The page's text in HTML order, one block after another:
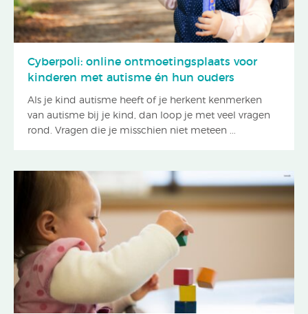
Cyberpoli: online ontmoetingsplaats voor
kinderen met autisme én hun ouders
Als je kind autisme heeft of je herkent kenmerken
van autisme bij je kind, dan loop je met veel vragen
rond. Vragen die je misschien niet meteen ...